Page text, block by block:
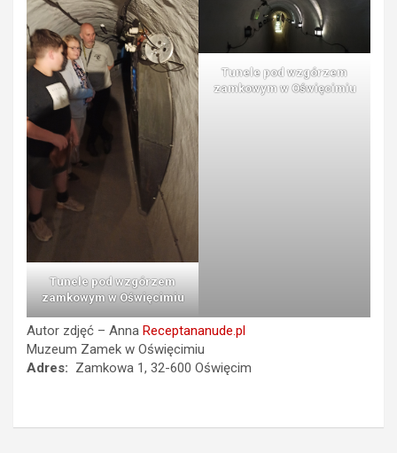
Tunele pod wzgórzem
zamkowym w Oświęcimiu
Tunele pod wzgórzem
zamkowym w Oświęcimiu
Autor zdjęć – Anna Receptananude.pl
Muzeum Zamek w Oświęcimiu
Adres: Zamkowa 1, 32-600 Oświęcim